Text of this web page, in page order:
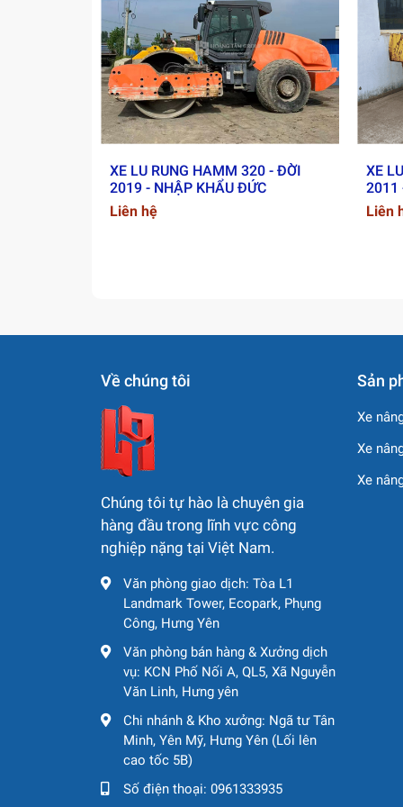
Tại Sao Nên Chọn Máy
🔹Máy nhập khẩu nguyên chiếc , giấy
🔹Đã kiểm tra, bảo dưỡng kỹ lưỡng,
🔹Hỗ trợ bảo hành, dịch vụ hậu mãi
🔹Tư vấn giải pháp đầu tư tối ưu , hỗ
XE LU RUNG HAMM 320 - ĐỜI
2019 - NHẬP KHẨU ĐỨC
Liên hệ
XE
2011
Liên
Về chúng tôi
Chúng tôi tự hào là chuyên gia
hàng đầu trong lĩnh vực công
nghiệp nặng tại Việt Nam.
Văn phòng giao dịch: Tòa L1
Landmark Tower, Ecopark, Phụng
Công, Hưng Yên
Văn phòng bán hàng & Xưởng dịch
vụ: KCN Phố Nối A, QL5, Xã Nguyễn
Văn Linh, Hưng yên
Chi nhánh & Kho xưởng: Ngã tư Tân
Minh, Yên Mỹ, Hưng Yên (Lối lên
cao tốc 5B)
Số điện thoại: 0961333935
Sản
Xe
Xe
Xe